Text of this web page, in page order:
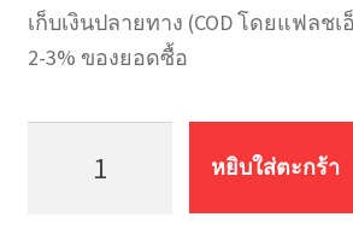
เก็บเงินปลายทาง (COD โดยแฟลช
2-3% ของยอดซื้อ
หยิบใส่ตะกร้า